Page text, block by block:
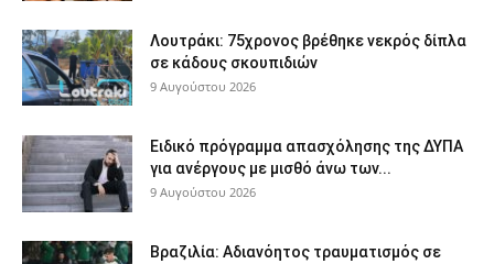
Λουτράκι: 75χρονος βρέθηκε νεκρός δίπλα
σε κάδους σκουπιδιών
9 Αυγούστου 2026
Ειδικό πρόγραμμα απασχόλησης της ΔΥΠΑ
για ανέργους με μισθό άνω των...
9 Αυγούστου 2026
Βραζιλία: Αδιανόητος τραυματισμός σε